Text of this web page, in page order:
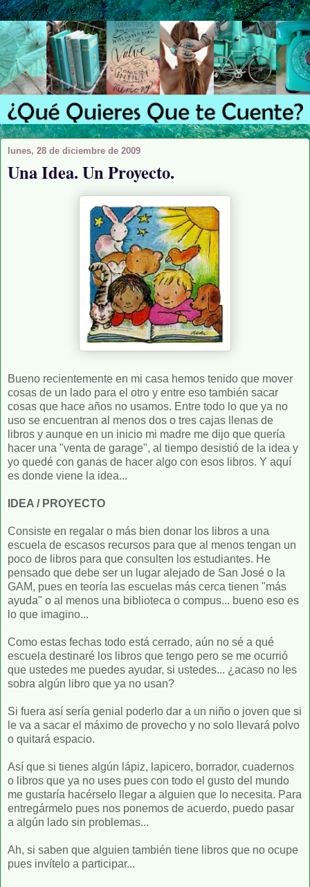
lunes, 28 de diciembre de 2009
Una Idea. Un Proyecto.
Bueno recientemente en mi casa hemos tenido que mover
cosas de un lado para el otro y entre eso también sacar
cosas que hace años no usamos. Entre todo lo que ya no
uso se encuentran al menos dos o tres cajas llenas de
libros y aunque en un inicio mi madre me dijo que quería
hacer una "venta de garage", al tiempo desistió de la idea y
yo quedé con ganas de hacer algo con esos libros. Y aquí
es donde viene la idea...
IDEA / PROYECTO
Consiste en regalar o más bien donar los libros a una
escuela de escasos recursos para que al menos tengan un
poco de libros para que consulten los estudiantes. He
pensado que debe ser un lugar alejado de San José o la
GAM, pues en teoría las escuelas más cerca tienen "más
ayuda" o al menos una biblioteca o compus... bueno eso es
lo que imagino...
Como estas fechas todo está cerrado, aún no sé a qué
escuela destinaré los libros que tengo pero se me ocurrió
que ustedes me puedes ayudar, si ustedes... ¿acaso no les
sobra algún libro que ya no usan?
Si fuera así sería genial poderlo dar a un niño o joven que si
le va a sacar el máximo de provecho y no solo llevará polvo
o quitará espacio.
Así que si tienes algún lápiz, lapicero, borrador, cuadernos
o libros que ya no uses pues con todo el gusto del mundo
me gustaría hacérselo llegar a alguien que lo necesita. Para
entregármelo pues nos ponemos de acuerdo, puedo pasar
a algún lado sin problemas...
Ah, si saben que alguien también tiene libros que no ocupe
pues invítelo a participar...